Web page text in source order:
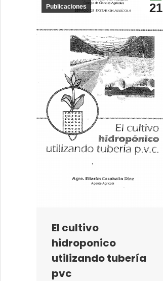
21
Publicaciones
El cultivo
hidroponico
utilizando tubería
pvc